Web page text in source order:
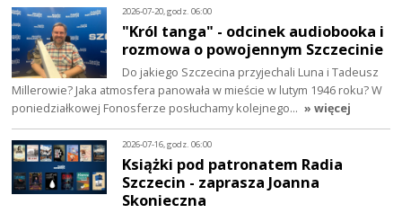
2026-07-20, godz. 06:00
"Król tanga" - odcinek audiobooka i
rozmowa o powojennym Szczecinie
Do jakiego Szczecina przyjechali Luna i Tadeusz
Millerowie? Jaka atmosfera panowała w mieście w lutym 1946 roku? W
poniedziałkowej Fonosferze posłuchamy kolejnego… » więcej
2026-07-16, godz. 06:00
Książki pod patronatem Radia
Szczecin - zaprasza Joanna
Skonieczna